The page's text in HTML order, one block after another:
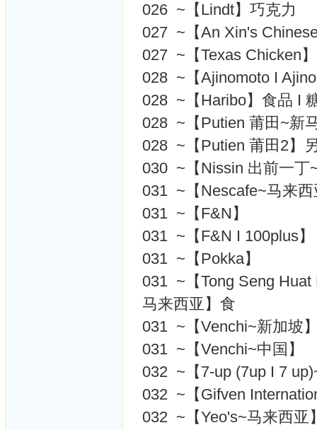
026 ~【Lindt】巧克力
027 ~【An Xin's
027 ~【Texas Chicken】
028 ~【Ajinomoto I
028 ~【Haribo】食品 I
028 ~【Putien 莆田~新
028 ~【Putien 莆田2】
030 ~【Nissin 出前一丁
031 ~【Nescafe~马来西
031 ~【F&N】
031 ~【F&N I 100plus】
031 ~【Pokka】
031 ~【Tong Seng
马来西亚】食
031 ~【Venchi~新加坡
031 ~【Venchi~中国】
032 ~【7-up (7up I 7
032 ~【Gifven
032 ~【Yeo's~马来西亚